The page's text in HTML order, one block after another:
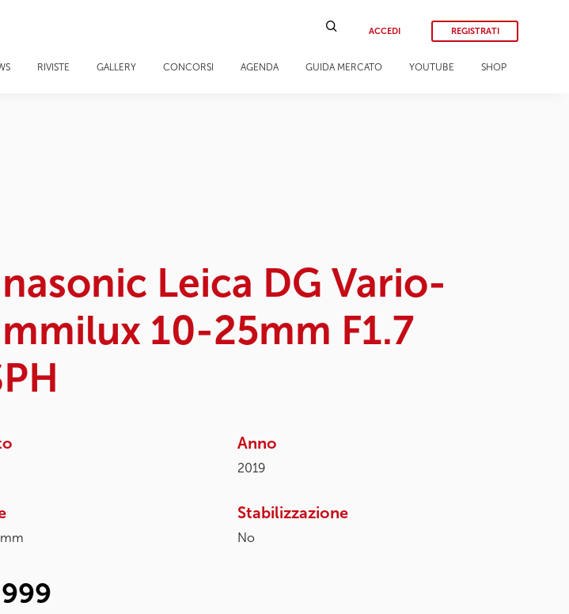
ACCEDI REGISTRATI
RIVISTE GALLERY CONCORSI AGENDA GUIDA MERCATO YOUTUBE SHOP
Leica DG Vario-
10-25mm F1.7
Anno
2019
Stabilizzazione
No